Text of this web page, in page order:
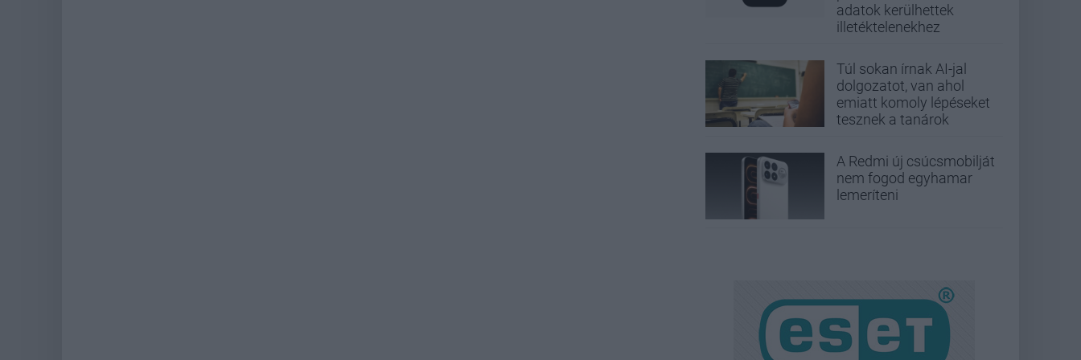
adatok kerülhettek
illetéktelenekhez
Túl sokan írnak AI-jal
dolgozatot, van ahol
emiatt komoly lépéseket
tesznek a tanárok
A Redmi új csúcsmobilját
nem fogod egyhamar
lemeríteni